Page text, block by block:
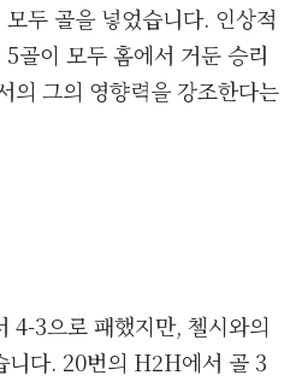
두 골을 넣었습니다. 인상적
골이 모두 홈에서 거둔 승리
의 그의 영향력을 강조한다는
4-3으로 패했지만, 첼시와의
니다. 20번의 H2H에서 골 3